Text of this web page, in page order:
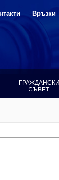
Връзки
ГРАЖДАНСКИ
СЪВЕТ